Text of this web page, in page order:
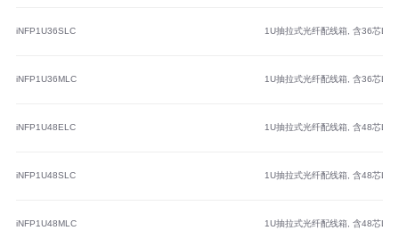
iNFP1U36SLC 1U抽拉式光纤配线箱, 含36芯LC
iNFP1U36MLC 1U抽拉式光纤配线箱, 含36芯LC
iNFP1U48ELC 1U抽拉式光纤配线箱, 含48芯LC
iNFP1U48SLC 1U抽拉式光纤配线箱, 含48芯LC
iNFP1U48MLC 1U抽拉式光纤配线箱, 含48芯LC